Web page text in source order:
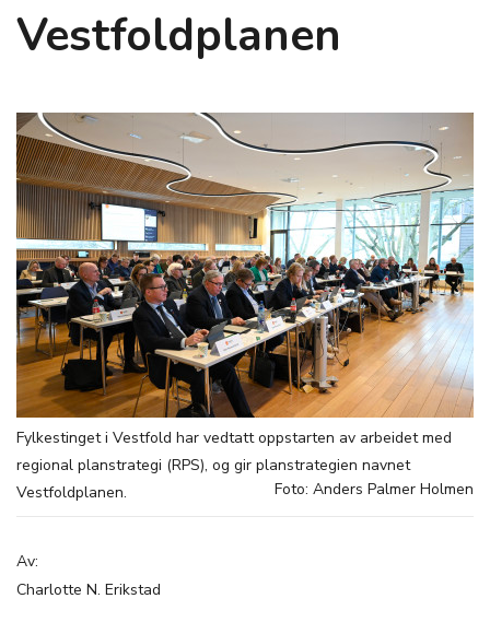
Vestfoldplanen
Fylkestinget i Vestfold har vedtatt oppstarten av arbeidet med
regional planstrategi (RPS), og gir planstrategien navnet
Vestfoldplanen.
Foto: Anders Palmer Holmen
Av:
Charlotte N. Erikstad